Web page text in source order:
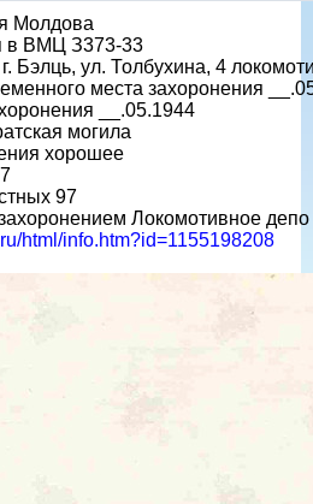
Молдова
в ВМЦ З373-33
Бэлць, ул. Толбухина, 4
места захоронения
__.05.1944
могила
хорошее
97
Локомотивное депо
html/info.htm?id=1155198208